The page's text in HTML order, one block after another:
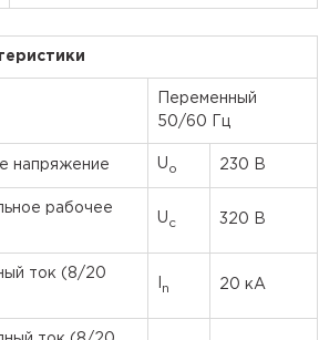
Переменный
50/60 Гц
напряжение Uo 230 В
рабочее
Uc 320 В
ток (8/20
n 20 кА